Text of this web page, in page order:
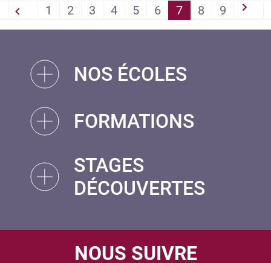
PAGINATION
1 2 3 4 5 6 7 8 9
NOS ÉCOLES
FORMATIONS
STAGES
DÉCOUVERTES
NOUS SUIVRE